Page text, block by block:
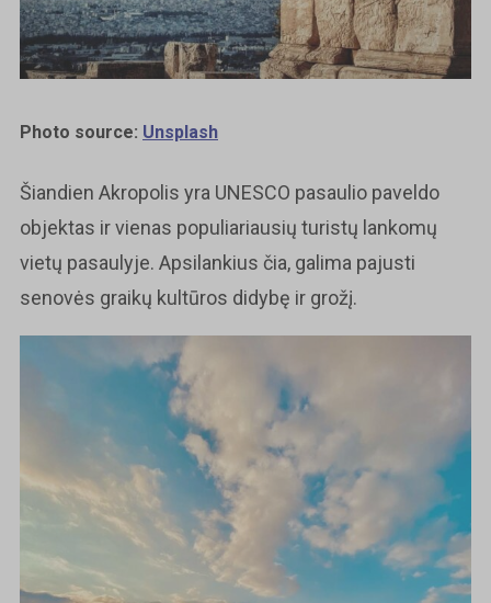
Photo source: Unsplash
Šiandien Akropolis yra UNESCO pasaulio paveldo
objektas ir vienas populiariausių turistų lankomų
vietų pasaulyje. Apsilankius čia, galima pajusti
senovės graikų kultūros didybę ir grožį.